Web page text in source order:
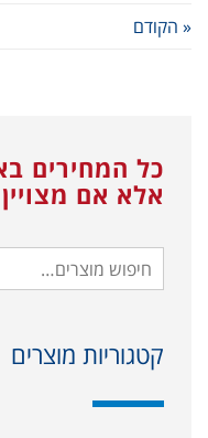
« הקודם
כל המחירים
אלא אם
קטגוריות מוצרים